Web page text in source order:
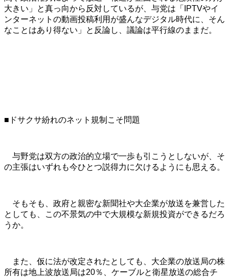
大きい」と真っ向から反対しているが、与党は「IPTVやイ
ンターネットの動画投稿利用が盛んなデジタル時代に、そん
なことはあり得ない」と反論し、議論は平行線のままだ。
■ドサクサ紛れのネット規制こそ問題
与野党は双方の政治的立場で一歩も引こうとしないが、そ
の主張はいずれも今ひとつ説得力に欠けるようにも思える。
そもそも、政府と親密な新聞社や大企業が放送を兼営した
としても、この不景気の中で大規模な新規投資ができるだろ
うか。
また、仮に法が改定されたとしても、大企業の放送局の株
所有は地上波放送局は20％、ケーブルと衛星放送の総合チ